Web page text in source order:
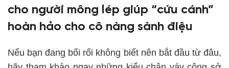
cho người mông lép giúp “cứu cánh”
hoàn hảo cho cô nàng sành điệu
Nếu bạn đang bối rối không biết nên bắt đầu từ đâu,